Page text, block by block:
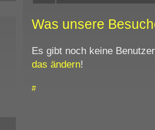
Was unsere
Es gibt noch keine
das ändern!
#